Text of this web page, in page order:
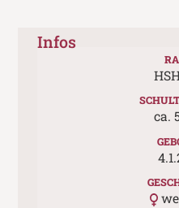
Infos
ca.